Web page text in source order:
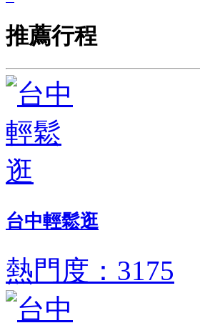
推薦行程
台中輕鬆逛
熱門度：3175